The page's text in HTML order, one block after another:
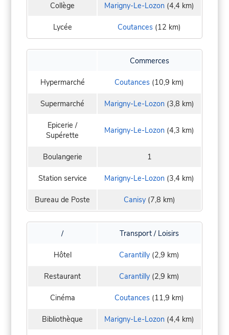
Collège Marigny-Le-Lozon (4,4 km)
Lycée Coutances (12 km)
Commerces
Hypermarché Coutances (10,9 km)
Supermarché Marigny-Le-Lozon (3,8 km)
Epicerie /
Supérette
Marigny-Le-Lozon (4,3 km)
Boulangerie 1
Station service Marigny-Le-Lozon (3,4 km)
Bureau de Poste Canisy(7,8 km)
/ Transport / Loisirs
Hôtel Carantilly (2,9 km)
Restaurant Carantilly (2,9 km)
Cinéma Coutances (11,9 km)
Bibliothèque Marigny-Le-Lozon (4,4 km)